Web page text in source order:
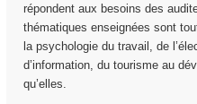
répondent aux besoins des
thématiques enseignées sont
la psychologie du travail, de
d’information, du tourisme au
qu’elles.